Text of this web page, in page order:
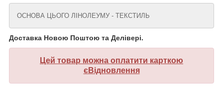
ОСНОВА ЦЬОГО ЛІНОЛЕУМУ - ТЕКСТИЛЬ
Доставка Новою Поштою та Делівері.
Цей товар можна оплатити карткою
єВідновлення